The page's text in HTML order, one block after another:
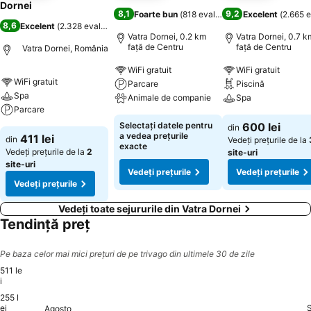
Dornei
8,6 Excelent (2.328 evaluări
Vatra Dornei, România
WiFi gratuit
Spa
Parcare
din 411 lei
Vedeți prețurile de la 2
site-uri
Vedeți prețurile
8,1 Foarte bun (818 evaluări)
Vatra Dornei, 0.2 km
faţă de Centru
WiFi gratuit
Parcare
Animale de companie
Selectați datele pentru
a vedea prețurile
exacte
Vedeți prețurile
9,2 Excelent (2.665
Vatra Dornei, 0.7
faţă de Centru
WiFi gratuit
Piscină
Spa
din 600 lei
Vedeți prețurile de la
site-uri
Vedeți prețurile
Vedeți toate sejururile din Vatra Dornei
Tendință preț
Pe baza celor mai mici prețuri de pe trivago din ultimele 30 de zile
511 le
i
255 l
ei
Agosto